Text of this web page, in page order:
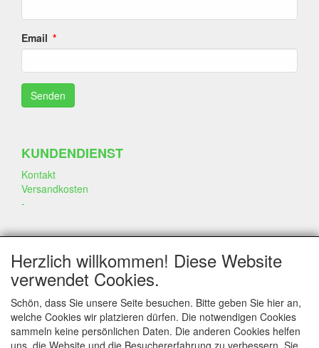
Email
KUNDENDIENST
Kontakt
Versandkosten
-
SOZIALEN MEDIEN
KONTAKT
Herzlich willkommen! Diese Website
verwendet Cookies.
Schön, dass Sie unsere Seite besuchen. Bitte geben Sie hier an,
welche Cookies wir platzieren dürfen. Die notwendigen Cookies
sammeln keine persönlichen Daten. Die anderen Cookies helfen
uns, die Website und die Besuchererfahrung zu verbessern. Sie